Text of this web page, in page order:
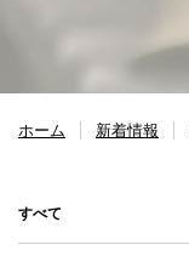
ホーム 新着情報
すべて